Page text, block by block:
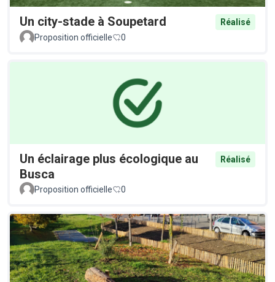
Un city-stade à Soupetard
Réalisé
Proposition officielle
0
Un éclairage plus écologique au
Busca
Réalisé
Proposition officielle 0